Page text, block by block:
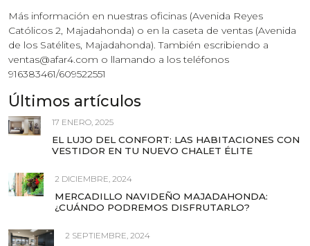
Más información en nuestras oficinas (Avenida Reyes
Católicos 2, Majadahonda) o en la caseta de ventas (Avenida
de los Satélites, Majadahonda). También escribiendo a
ventas@afar4.com o llamando a los teléfonos
916383461/609522551
Últimos artículos
17 ENERO, 2025
EL LUJO DEL CONFORT: LAS HABITACIONES CON
VESTIDOR EN TU NUEVO CHALET ÉLITE
2 DICIEMBRE, 2024
MERCADILLO NAVIDEÑO MAJADAHONDA:
¿CUÁNDO PODREMOS DISFRUTARLO?
2 SEPTIEMBRE, 2024